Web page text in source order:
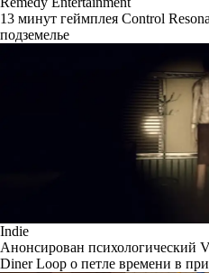
13 минут геймплея Control
подземелье
Indie
Анонсирован психологический
Diner Loop о петле времени в